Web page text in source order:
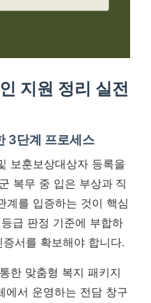
지원 정리 실전
3단계 프로세스
보훈보상대상자 등록을
복무 중 입은 부상과 직
계를 입증하는 것이 핵심
급 판정 기준에 부합하
서를 확보해야 합니다.
한 맞춤형 복지 패키지
에서 운영하는 전담 창구